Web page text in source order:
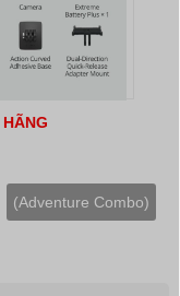
(Adventure Combo)